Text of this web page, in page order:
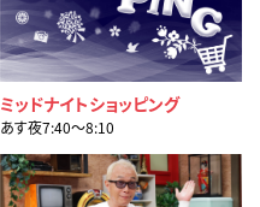
ミッドナイトショッピング
あす夜7:40〜8:10